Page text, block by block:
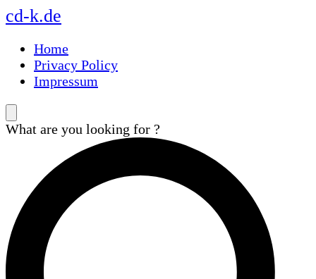
Skip
to
main
navigation
Skip
to
content
Skip
to
footer
cd-k.de
Home
Privacy Policy
Impressum
What are you looking for ?